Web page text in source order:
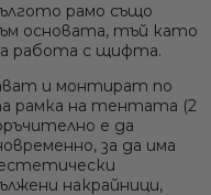
рамо също
основата, тъй като
работа с щифта.
и монтират по
рамка на тентата (2
е да
за да има
накрайници,